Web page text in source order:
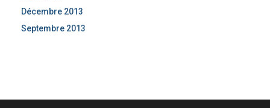
Décembre 2013
Septembre 2013